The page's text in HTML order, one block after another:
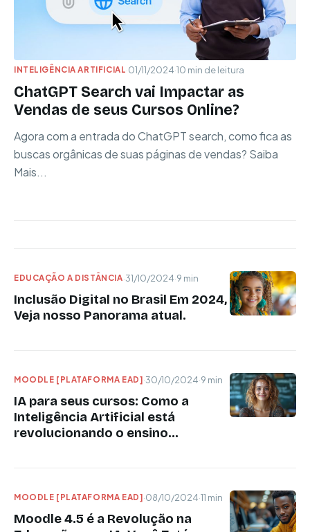
INTELIGÊNCIA ARTIFICIAL·01/11/2024·10 min de leitura
ChatGPT Search vai Impactar as
Vendas de seus Cursos Online?
Agora com a entrada do ChatGPT search, como fica as
buscas orgânicas de suas páginas de vendas? Saiba
Mais...
EDUCAÇÃO A DISTÂNCIA·31/10/2024·9 min
Inclusão Digital no Brasil Em 2024,
Veja nosso Panorama atual.
MOODLE [PLATAFORMA EAD]·30/10/2024·9 min
IA para seus cursos: Como a
Inteligência Artificial está
revolucionando o ensino...
MOODLE [PLATAFORMA EAD]·08/10/2024·11 min
Moodle 4.5 é a Revolução na